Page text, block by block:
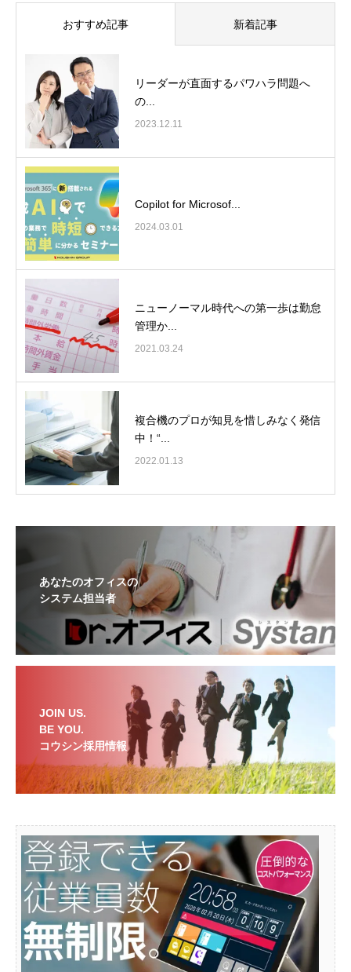
おすすめ記事 新着記事
リーダーが直面するパワハラ問題へ
の...
2023.12.11
Copilot for Microsof...
2024.03.01
ニューノーマル時代への第一歩は勤怠
管理か...
2021.03.24
複合機のプロが知見を惜しみなく発信
中！“...
2022.01.13
あなたのオフィスの
システム担当者
JOIN US.
BE YOU.
コウシン採用情報